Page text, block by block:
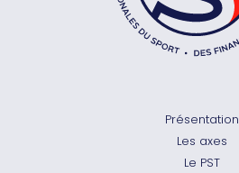
Présentation
Les axes
Le PST